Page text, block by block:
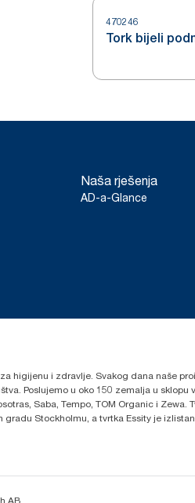
470246
Tork bijeli
Naša rješenja
AD-a-Glance
higijenu i zdravlje. Svakog dana naše
Poslujemo u oko 150 zemalja u
Saba, Tempo, TOM Organic i
Stockholmu, a tvrtka Essity je
AB